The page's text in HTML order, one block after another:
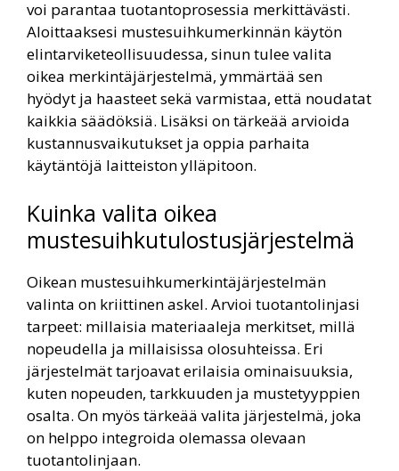
voi parantaa tuotantoprosessia merkittävästi.
Aloittaaksesi mustesuihkumerkinnän käytön
elintarviketeollisuudessa, sinun tulee valita
oikea merkintäjärjestelmä, ymmärtää sen
hyödyt ja haasteet sekä varmistaa, että noudatat
kaikkia säädöksiä. Lisäksi on tärkeää arvioida
kustannusvaikutukset ja oppia parhaita
käytäntöjä laitteiston ylläpitoon.
Kuinka valita oikea
mustesuihkutulostusjärjestelmä
Oikean mustesuihkumerkintäjärjestelmän
valinta on kriittinen askel. Arvioi tuotantolinjasi
tarpeet: millaisia materiaaleja merkitset, millä
nopeudella ja millaisissa olosuhteissa. Eri
järjestelmät tarjoavat erilaisia ominaisuuksia,
kuten nopeuden, tarkkuuden ja mustetyyppien
osalta. On myös tärkeää valita järjestelmä, joka
on helppo integroida olemassa olevaan
tuotantolinjaan.